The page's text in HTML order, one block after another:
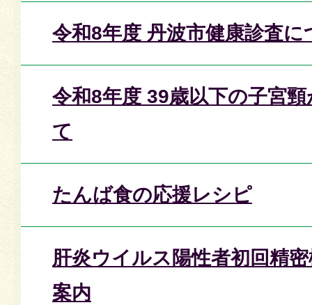
令和8年度 丹波市健康診査に
令和8年度 39歳以下の子宮
て
たんば食の応援レシピ
肝炎ウイルス陽性者初回精
案内